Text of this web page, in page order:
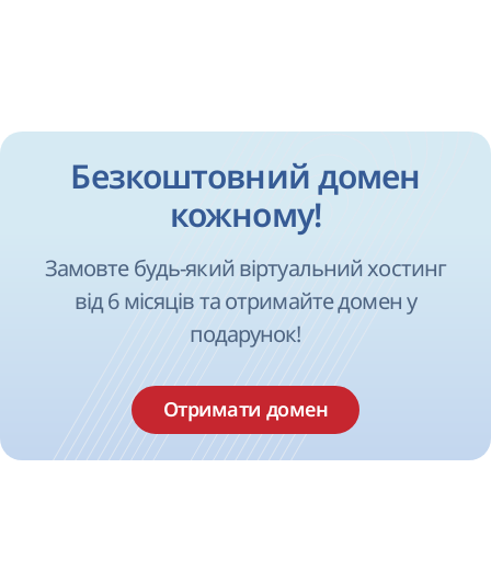
Безкоштовний домен
кожному!
Замовте будь-який віртуальний хостинг
від 6 місяців та отримайте домен у
подарунок!
Отримати домен